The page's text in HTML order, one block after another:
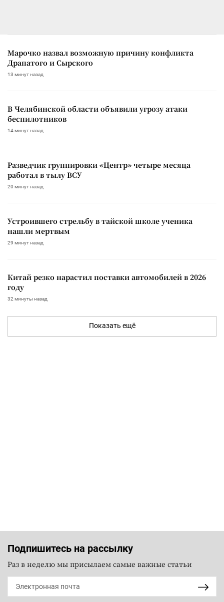
Марочко назвал возможную причину конфликта
Драпатого и Сырского
13 минут назад
В Челябинской области объявили угрозу атаки
беспилотников
14 минут назад
Разведчик группировки «Центр» четыре месяца
работал в тылу ВСУ
20 минут назад
Устроившего стрельбу в тайской школе ученика
нашли мертвым
29 минут назад
Китай резко нарастил поставки автомобилей в 2026
году
32 минуты назад
Показать ещё
Подпишитесь на рассылку
Раз в неделю мы присылаем самые важные статьи